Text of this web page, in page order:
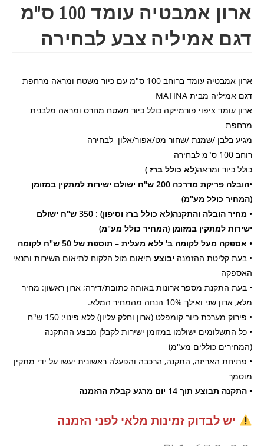
ארון אמבטיה עומד 100 ס"מ
דגם אמיליה צבע לבחירה
ארון אמבטיה עומד ברוחב 100 ס"מ עם כיור משטח ומראה מרחפת
דגם אמיליה מבית MATINA
ארון עומד ציפוי פורמייקה כולל כיור משטח מחרס ומראה מלבנית
מרחפת
מגיע בלבן /שמנת /שחור מט/אפור/אלון לבחירה
רוחב 100 ס"מ לבחירה
כולל כיור ומראה(לא כולל ברז )
•הובלה פריקת מדרכה 200 ש"ח ישולם ישירות למתקין במזומן
(המחיר כולל מע"מ)
• מחיר הובלה והתקנה(לא כולל ברז וסיפון) : 350 ש"ח ישולם
ישירות למתקין במזומן (המחיר כולל מע"מ)
• אספקה מעל לקומה ב' ללא מעלית – תוספת של 50 ש"ח לקומה
• בעת קליטת ההזמנה יבוצע תיאום מול הלקוח לתיאום השירות ותנאי
האספקה
• בעת התקנת מספר ארונות באותה כתובת/דירה; ארון ראשון: מחיר
מלא, ארון שני ואילך 10% הנחה מהמחיר המלא.
• פירוק מערכת כיור קומפלט (ארון וחלק עליון) ללא פינוי: 150 ש"ח
• כל התשלומים ישולמו במזומן ישירות לקבלן מבצע ההתקנה
(המחירים כוללים מע"מ)
• פתיחת האריזה, התקנה, הרכבה והפעלה ראשונית יעשו על ידי מתקין
מוסמך
• התקנה תבוצע תוך 14 יום מרגע קבלת ההזמנה
יש לבדוק זמינות מלאי לפני הזמנה